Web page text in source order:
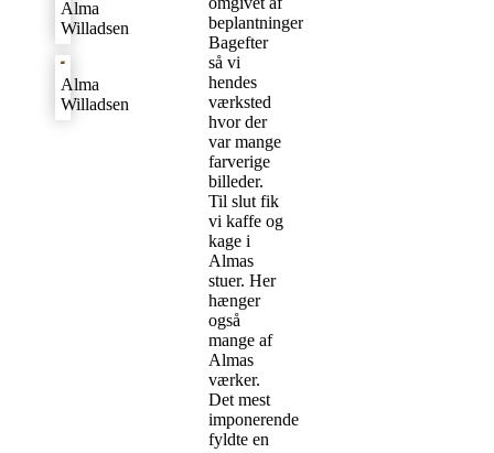
Alma
Willadsen
Alma
Willadsen
beplantninger.
Bagefter
så vi
hendes
værksted
hvor der
var mange
farverige
billeder.
Til slut fik
vi kaffe og
kage i
Almas
stuer. Her
hænger
også
mange af
Almas
værker.
Det mest
imponerende
fyldte en